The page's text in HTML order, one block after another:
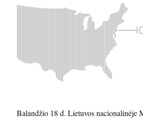
Balandžio 18 d. Lietuvos nacionalinėje